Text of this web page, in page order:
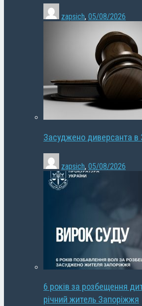
zapsich, 05/08/2026
Засуджено диверсанта в
zapsich, 05/08/2026
6 років за розбещення
річний житель Запоріжжя